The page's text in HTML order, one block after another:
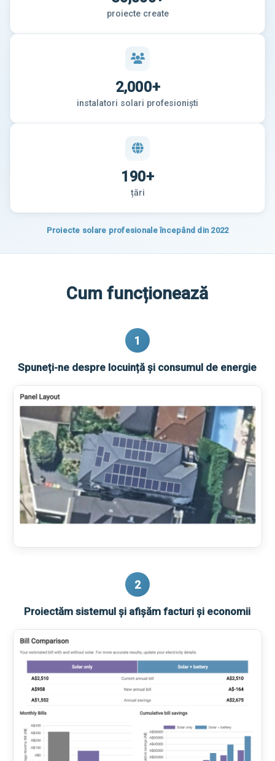
proiecte create
2,000+
instalatori solari profesioniști
190+
țări
Proiecte solare profesionale începând din 2022
Cum funcționează
1
Spuneți-ne despre locuință și consumul de energie
2
Proiectăm sistemul și afișăm facturi și economii